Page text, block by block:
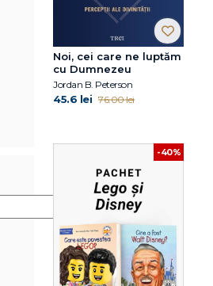
Noi, cei care ne luptăm
cu Dumnezeu
Jordan B. Peterson
45.6 lei 76.00 lei
-40%